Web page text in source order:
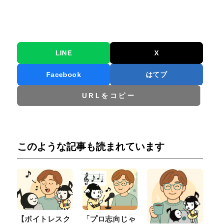
LINE X
Facebook はてブ
URLをコピー
このような記事も読まれています
【ボイトレスク
「プロ志向じゃ